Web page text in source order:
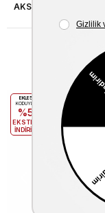
AKSESUAR ONARIMI
EKLE5
KODUYLA
%5
EKSTRA
İNDİRİM